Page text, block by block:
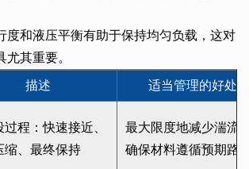
度和液压平衡有助于保持均匀负载，这对
其重要。
描述 适当管理的好处
程：快速接近、
缩、最终保持
最大限度地减少湍流
确保材料遵循预期路